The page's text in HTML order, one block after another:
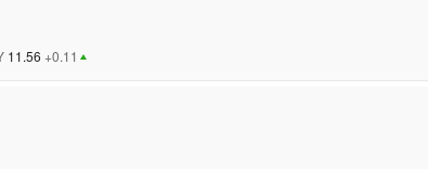
11.56 +0.11